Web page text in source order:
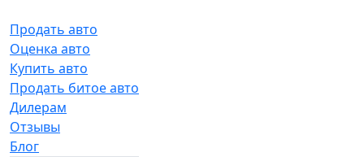
Продать авто
Оценка авто
Купить авто
Продать битое авто
Дилерам
Отзывы
Блог